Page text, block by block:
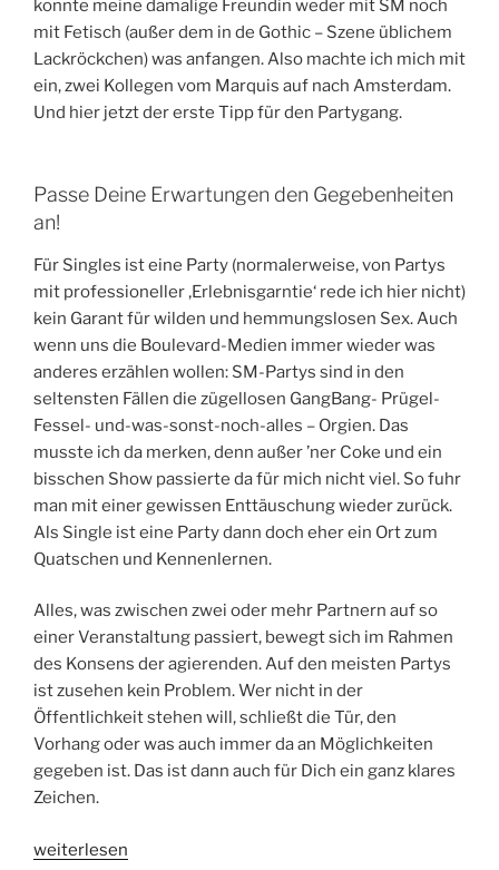
konnte meine damalige Freundin weder mit SM noch
mit Fetisch (außer dem in de Gothic – Szene üblichem
Lackröckchen) was anfangen. Also machte ich mich mit
ein, zwei Kollegen vom Marquis auf nach Amsterdam.
Und hier jetzt der erste Tipp für den Partygang.
Passe Deine Erwartungen den Gegebenheiten
an!
Für Singles ist eine Party (normalerweise, von Partys
mit professioneller ‚Erlebnisgarntie‘ rede ich hier nicht)
kein Garant für wilden und hemmungslosen Sex. Auch
wenn uns die Boulevard-Medien immer wieder was
anderes erzählen wollen: SM-Partys sind in den
seltensten Fällen die zügellosen GangBang- Prügel-
Fessel- und-was-sonst-noch-alles – Orgien. Das
musste ich da merken, denn außer ’ner Coke und ein
bisschen Show passierte da für mich nicht viel. So fuhr
man mit einer gewissen Enttäuschung wieder zurück.
Als Single ist eine Party dann doch eher ein Ort zum
Quatschen und Kennenlernen.
Alles, was zwischen zwei oder mehr Partnern auf so
einer Veranstaltung passiert, bewegt sich im Rahmen
des Konsens der agierenden. Auf den meisten Partys
ist zusehen kein Problem. Wer nicht in der
Öffentlichkeit stehen will, schließt die Tür, den
Vorhang oder was auch immer da an Möglichkeiten
gegeben ist. Das ist dann auch für Dich ein ganz klares
Zeichen.
„Just
weiterlesen